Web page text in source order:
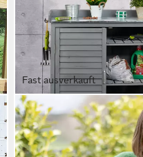
Fast ausverkauft
RELAXDAYS
Pflanztisch mit
90 x 92 x 45 cm B/H/T
149,99 € UVP199,99 €